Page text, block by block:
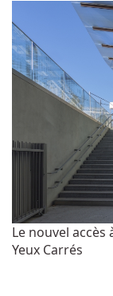
Le nouvel
Yeux Carrés